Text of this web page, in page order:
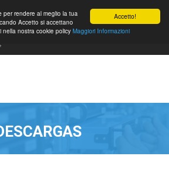
Accetto!
per rendere al meglio la tua
Accetto si accettano
nella nostra cookie policy Maggiori Informazioni
0